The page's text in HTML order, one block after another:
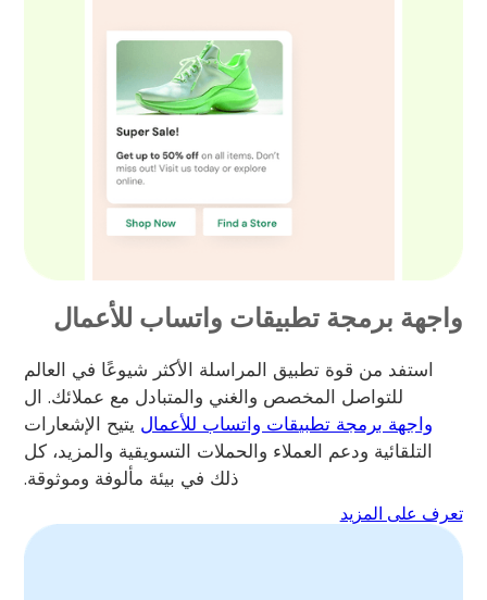
واجهة برمجة تطبيقات واتساب للأعمال
استفد من قوة تطبيق المراسلة الأكثر شيوعًا في العالم
للتواصل المخصص والغني والمتبادل مع عملائك. ال
واجهة برمجة تطبيقات واتساب للأعمال يتيح الإشعارات
التلقائية ودعم العملاء والحملات التسويقية والمزيد، كل
ذلك في بيئة مألوفة وموثوقة.
تعرف على المزيد